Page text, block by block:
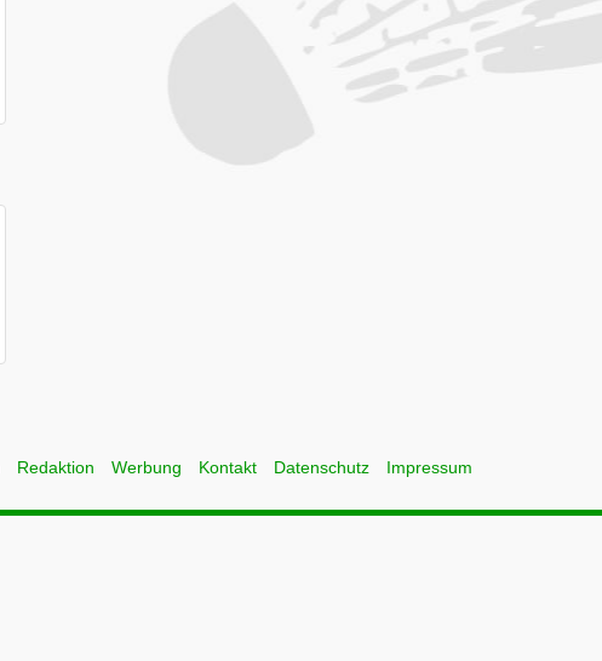
Redaktion Werbung Kontakt Datenschutz Impressum